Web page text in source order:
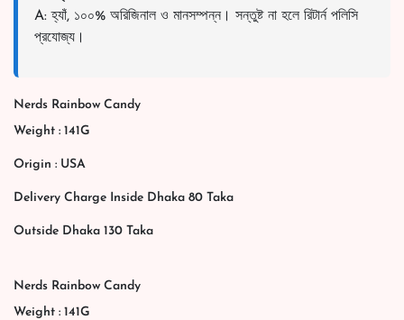
A: হ্যাঁ, ১০০% অরিজিনাল ও মানসম্পন্ন। সন্তুষ্ট না হলে রিটার্ন পলিসি
প্রযোজ্য।
Nerds Rainbow Candy
Weight : 141G
Origin : USA
Delivery Charge Inside Dhaka 80 Taka
Outside Dhaka 130 Taka
Nerds Rainbow Candy
Weight : 141G